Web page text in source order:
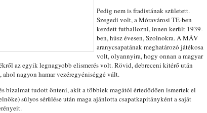
Pedig nem is fradistának született.
Szegedi volt, a Móravárosi TE-ben
kezdett futballozni, innen került 1939-
ben, húsz évesen, Szolnokra. A MÁV
aranycsapatának meghatározó játékosa
volt, olyannyira, hogy onnan a magyar
az egyik legnagyobb elismerés volt. Rövid, debreceni kitérő után
nagyon hamar vezéregyéniséggé vált.
bizalmat tudott önteni, akit a többiek magától értedődően ismertek el
súlyos sérülése után maga ajánlotta csapatkapitányként a saját